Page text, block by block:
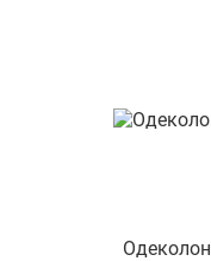
пр-т
проспект Науки